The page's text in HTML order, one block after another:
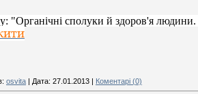
"Органічні сполуки й здоров'я людини.
osvita | Дата: 27.01.2013 | Коментарі (0)